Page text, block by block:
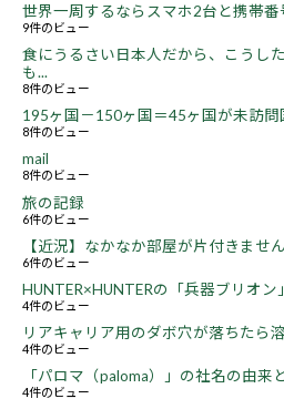
世界一周するならスマホ2台と携帯番
9件のビュー
食にうるさい日本人だから、こうし
も...
8件のビュー
195ヶ国－150ヶ国＝45ヶ国が未訪問
8件のビュー
mail
8件のビュー
旅の記録
6件のビュー
【近況】なかなか部屋が片付きませ
6件のビュー
HUNTER×HUNTERの「兵器ブリオン
4件のビュー
リアキャリア用のダボ穴が落ちたら
4件のビュー
「パロマ（paloma）」の社名の由来
4件のビュー